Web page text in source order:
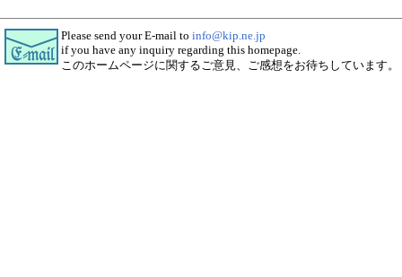
Please send your E-mail to info@kip.ne.jp
if you have any inquiry regarding this homepage.
このホームページに関するご意見、ご感想をお待ちしています。